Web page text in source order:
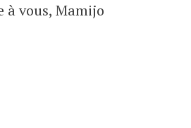
à vous, Mamijo